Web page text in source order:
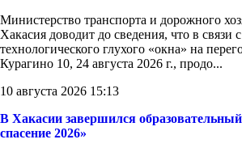
Министерство транспорта и дорожного
Хакасия доводит до сведения, что в связи
технологического глухого «окна» на
Курагино 10, 24 августа 2026 г., продо...
10 августа 2026 15:13
В Хакасии завершился
спасение 2026»